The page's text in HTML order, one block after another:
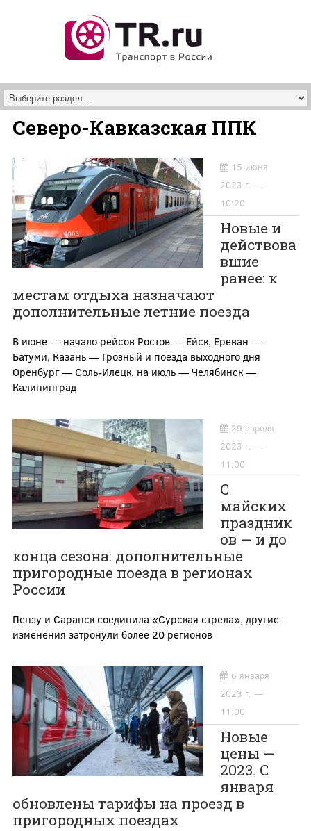
Северо-Кавказская ППК
15 июня
2023 г. —
10:20
Новые и
действова
вшие
ранее: к
местам отдыха назначают
дополнительные летние поезда
В июне — начало рейсов Ростов — Ейск, Ереван —
Батуми, Казань — Грозный и поезда выходного дня
Оренбург — Соль-Илецк, на июль — Челябинск —
Калининград
29 апреля
2023 г. —
11:00
С
майских
праздник
ов — и до
конца сезона: дополнительные
пригородные поезда в регионах
России
Пензу и Саранск соединила «Сурская стрела», другие
изменения затронули более 20 регионов
6 января
2023 г. —
11:00
Новые
цены —
2023. С
января
обновлены тарифы на проезд в
пригородных поездах